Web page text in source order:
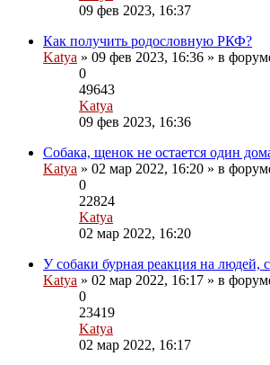
Перейти
последнему
сообщению
09 фев 2023, 16:37
Как получить родословную РКФ?
Katya » 09 фев 2023, 16:36 » в
0
49643
Katya
Перейти
последнему
сообщению
09 фев 2023, 16:36
Собака, щенок не остается один
Katya » 02 мар 2022, 16:20 » в
0
22824
Katya
Перейти
последнему
сообщению
02 мар 2022, 16:20
У собаки бурная реакция на людей,
Katya » 02 мар 2022, 16:17 » в
0
23419
Katya
Перейти
02 мар 2022, 16:17